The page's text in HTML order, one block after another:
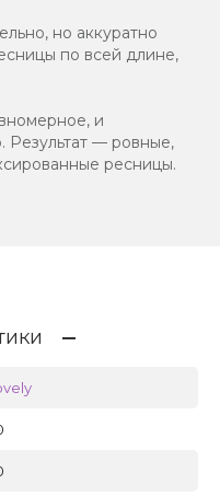
но аккуратно
по всей длине,
и
Результат — ровные,
ресницы.